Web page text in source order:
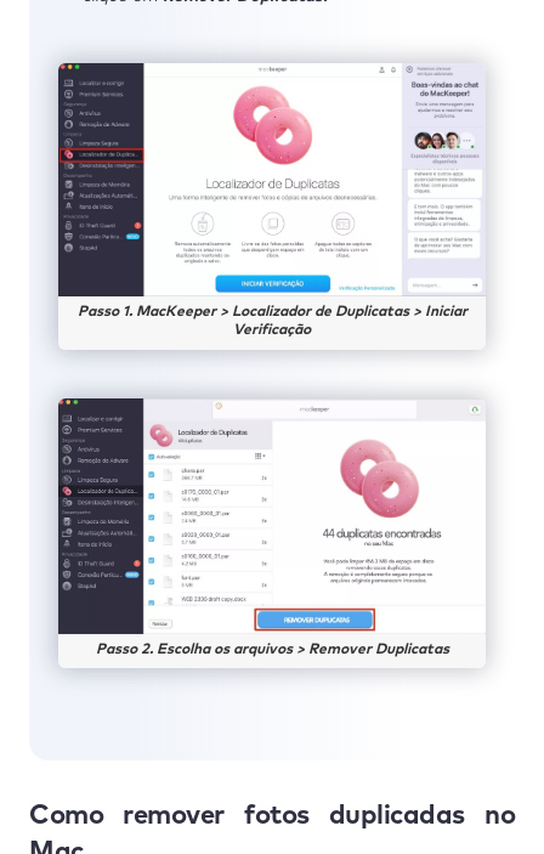
Passo 1. MacKeeper > Localizador de Duplicatas > Iniciar
Verificação
Passo 2. Escolha os arquivos > Remover Duplicatas
Como remover fotos duplicadas no